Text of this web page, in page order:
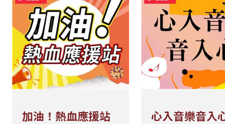
加油！熱血應援站 心入音樂音入